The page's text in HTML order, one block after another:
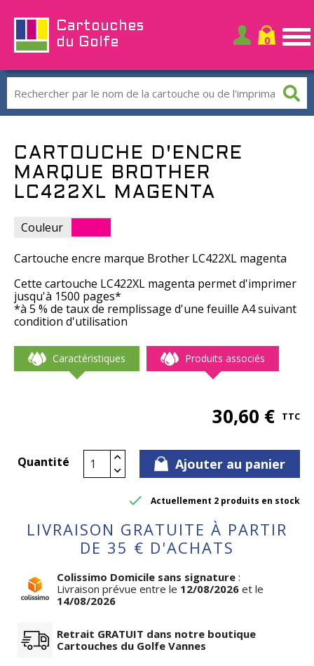
Cartouches
du Golfe
CARTOUCHE D'ENCRE
MARQUE BROTHER
LC422XL MAGENTA
Couleur
Cartouche encre marque Brother LC422XL magenta
Cette cartouche LC422XL magenta permet d'imprimer
jusqu'à 1500 pages*
*à 5 % de taux de remplissage d'une feuille A4 suivant
condition d'utilisation
Caractéristiques Produits associés
30,60 € TTC
Quantité Ajouter au panier
 Actuellement 2 produits en stock
LIVRAISON GRATUITE À PARTIR
DE 35 € D'ACHATS
Colissimo Domicile sans signature :
Livraison prévue entre le 12/08/2026 et le
14/08/2026
Retrait GRATUIT dans notre boutique
Cartouches du Golfe Vannes